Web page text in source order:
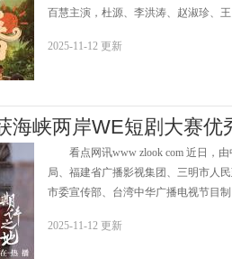
百慧主演，杜源、李洪涛、赵淑珍、王
2025-11-12 更新
海峡两岸WE短剧大赛
看点网讯www zlook com 近日，由
局、福建省广播影视集团、三明市人
市委宣传部、台湾中华广播电视节目制
2025-11-12 更新